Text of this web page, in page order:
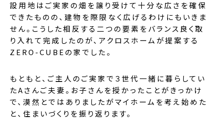
設用地はご実家の畑を譲り受けて十分な広さを確保
できたものの、建物を際限なく広げるわけにもいきま
せん。こうした相反する二つの要素をバランス良く取
り入れて完成したのが、アクロスホームが提案する
ZERO-CUBEの家でした。
もともと、ご主人のご実家で３世代一緒に暮らしてい
たAさんご夫妻。お子さんを授かったことがきっかけ
で、漠然とではありましたがマイホームを考え始めた
と、住まいづくりを振り返ります。